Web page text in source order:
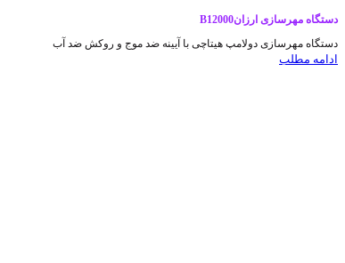
دستگاه مهرسازی ارزانB12000
دستگاه مهرسازی دولامپ هیتاچی با آیینه ضد موج و روکش ضد آب
ادامه مطلب